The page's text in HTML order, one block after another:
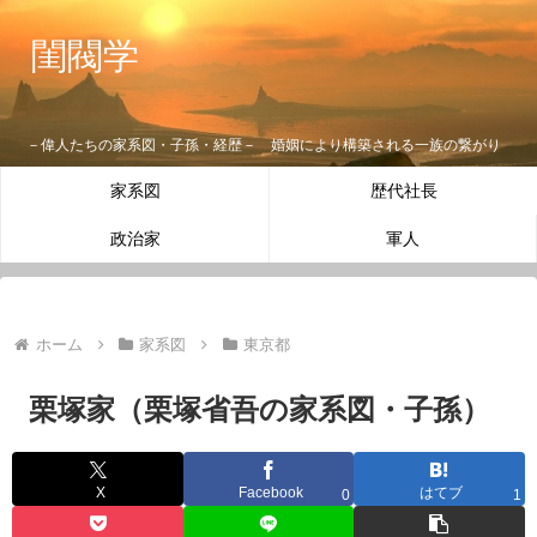
閨閥学
－偉人たちの家系図・子孫・経歴－ 婚姻により構築される一族の繋がり
家系図 歴代社長
政治家 軍人
ホーム 家系図 東京都
栗塚家（栗塚省吾の家系図・子孫）
X Facebook 0 はてブ 1